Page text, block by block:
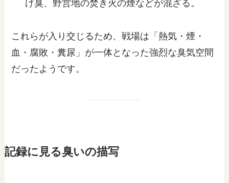
げ臭、野営地の焚き火の煙などが混ざる。
これらが入り交じるため、戦場は「熱気・煙・
血・腐敗・糞尿」が一体となった強烈な臭気空間
だったようです。
記録に見る臭いの描写